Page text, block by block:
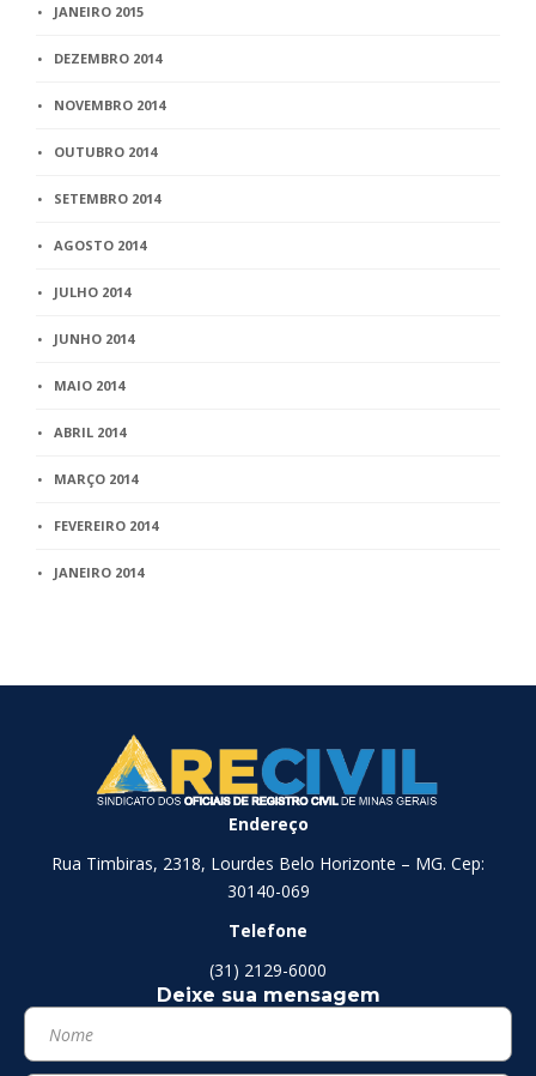
JANEIRO 2015
DEZEMBRO 2014
NOVEMBRO 2014
OUTUBRO 2014
SETEMBRO 2014
AGOSTO 2014
JULHO 2014
JUNHO 2014
MAIO 2014
ABRIL 2014
MARÇO 2014
FEVEREIRO 2014
JANEIRO 2014
Endereço
Rua Timbiras, 2318, Lourdes Belo Horizonte – MG. Cep:
30140-069
Telefone
(31) 2129-6000
Deixe sua mensagem